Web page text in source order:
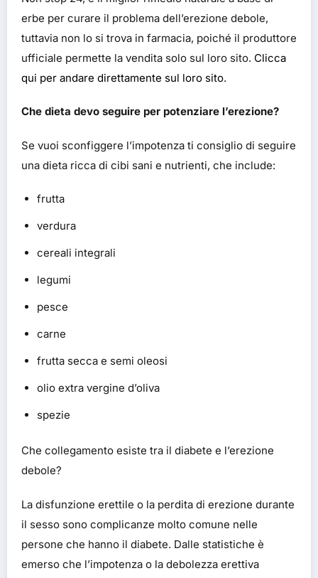
erbe per curare il problema dell’erezione debole,
tuttavia non lo si trova in farmacia, poiché il produttore
ufficiale permette la vendita solo sul loro sito. Clicca
qui per andare direttamente sul loro sito.
Che dieta devo seguire per potenziare l’erezione?
Se vuoi sconfiggere l’impotenza ti consiglio di seguire
una dieta ricca di cibi sani e nutrienti, che include:
frutta
verdura
cereali integrali
legumi
pesce
carne
frutta secca e semi oleosi
olio extra vergine d’oliva
spezie
Che collegamento esiste tra il diabete e l’erezione
debole?
La disfunzione erettile o la perdita di erezione durante
il sesso sono complicanze molto comune nelle
persone che hanno il diabete. Dalle statistiche è
emerso che l’impotenza o la debolezza erettiva